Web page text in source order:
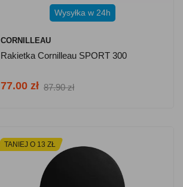
Wysyłka w 24h
CORNILLEAU
Rakietka Cornilleau SPORT 300
77.00 zł 87.90 zł
TANIEJ O 13 ZŁ